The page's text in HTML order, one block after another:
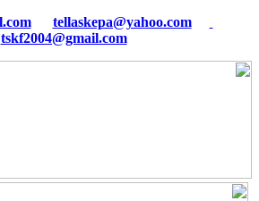
tellaskepa@yahoo.com
tskf2004@gmail.com